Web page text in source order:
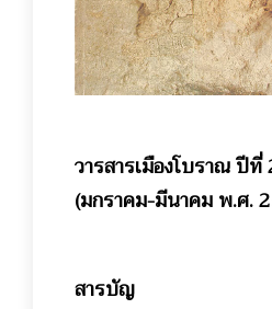
วารสารเมืองโบราณ ปี
(มกราคม-มีนาคม พ.ศ.
สารบัญ